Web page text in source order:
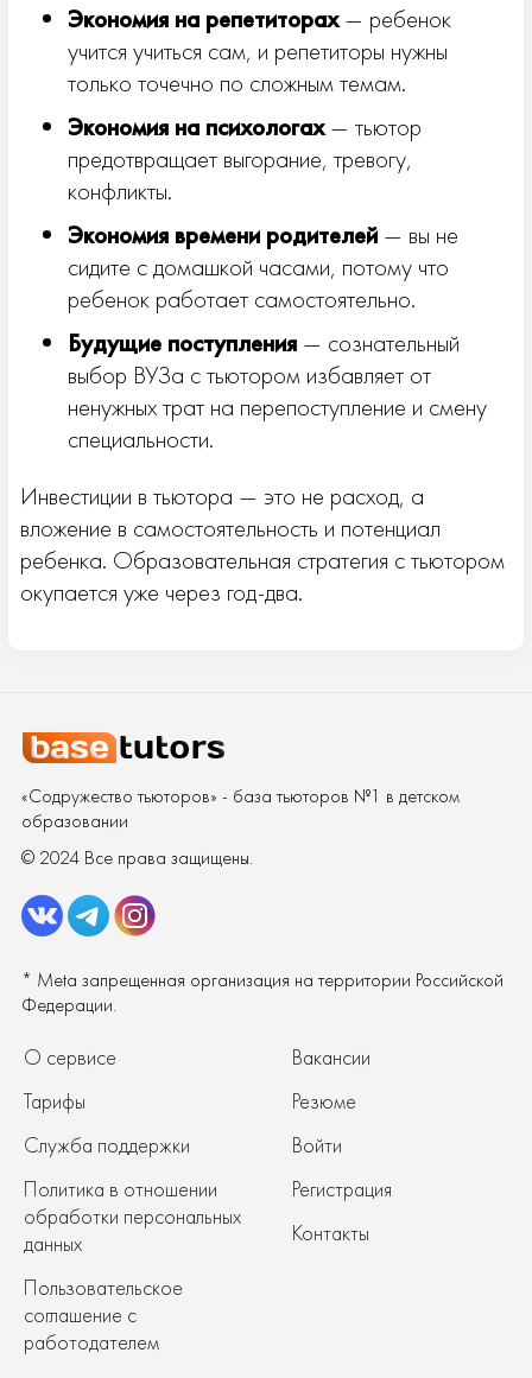
Экономия на репетиторах— ребенок
учится учиться сам, и репетиторы нужны
только точечно по сложным темам.
Экономия на психологах— тьютор
предотвращает выгорание, тревогу,
конфликты.
Экономия времени родителей— вы не
сидите с домашкой часами, потому что
ребенок работает самостоятельно.
Будущие поступления— сознательный
выбор ВУЗа с тьютором избавляет от
ненужных трат на перепоступление и смену
специальности.
Инвестиции в тьютора — это не расход, а
вложение в самостоятельность и потенциал
ребенка. Образовательная стратегия с тьютором
окупается уже через год-два.
«Содружество тьюторов» - база тьюторов №1 в детском
образовании
© 2024 Все права защищены.
* Meta запрещенная организация на территории Российской
Федерации.
О сервисе
Тарифы
Служба поддержки
Политика в отношении
обработки персональных
данных
Пользовательское
соглашение с
работодателем
Вакансии
Резюме
Войти
Регистрация
Контакты